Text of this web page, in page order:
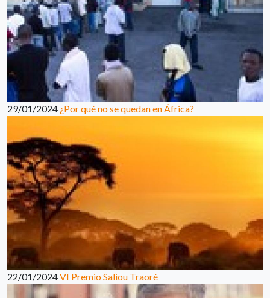
29/01/2024 ¿Por qué no se quedan en África?
22/01/2024VI Premio Saliou Traoré